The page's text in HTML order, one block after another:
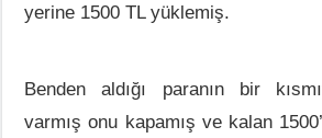
yerine 1500 TL yüklemiş.
Benden aldığı paranın bir
varmış onu kapamış ve kalan